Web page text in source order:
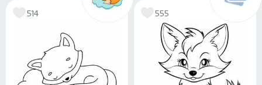
514 555